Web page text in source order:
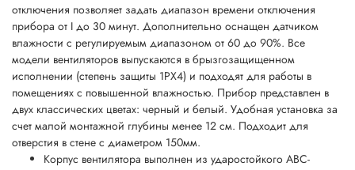
отключения позволяет задать диапазон времени отключения
прибора от I до 30 минут. Дополнительно оснащен датчиком
влажности с регулируемым диапазоном от 60 до 90%. Все
модели вентиляторов выпускаются в брызгозащищенном
исполнении (степень защиты 1РХ4) и подходят для работы в
помещениях с повышенной влажностью. Прибор представлен в
двух классических цветах: черный и белый. Удобная установка за
счет малой монтажной глубины менее 12 см. Подходит для
отверстия в стене с диаметром 150мм.
Корпус вентилятора выполнен из ударостойкого АВС-